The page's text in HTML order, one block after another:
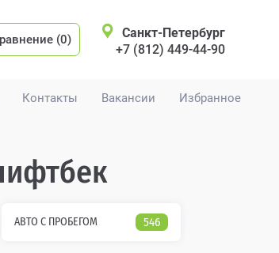
Контакты Вакансии Избранное
(0)
Санкт-Петербург
+7 (812) 449-44-90
АВТО С ПРОБЕГОМ 546